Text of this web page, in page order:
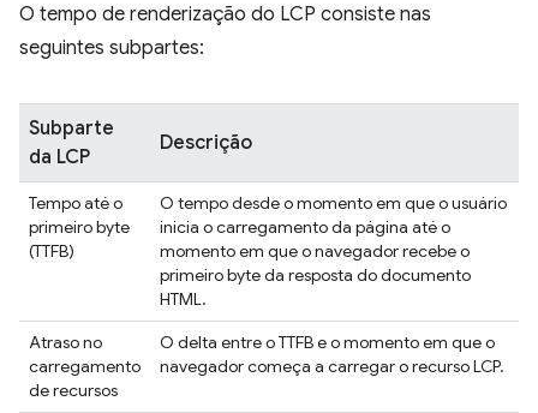
O tempo de renderização do LCP consiste nas
seguintes subpartes:
Subparte
da LCP
Descrição
Tempo até o
primeiro byte
(TTFB)
O tempo desde o momento em que o usuário
inicia o carregamento da página até o
momento em que o navegador recebe o
primeiro byte da resposta do documento
HTML.
Atraso no
carregamento
de recursos
O delta entre o TTFB e o momento em que o
navegador começa a carregar o recurso LCP.